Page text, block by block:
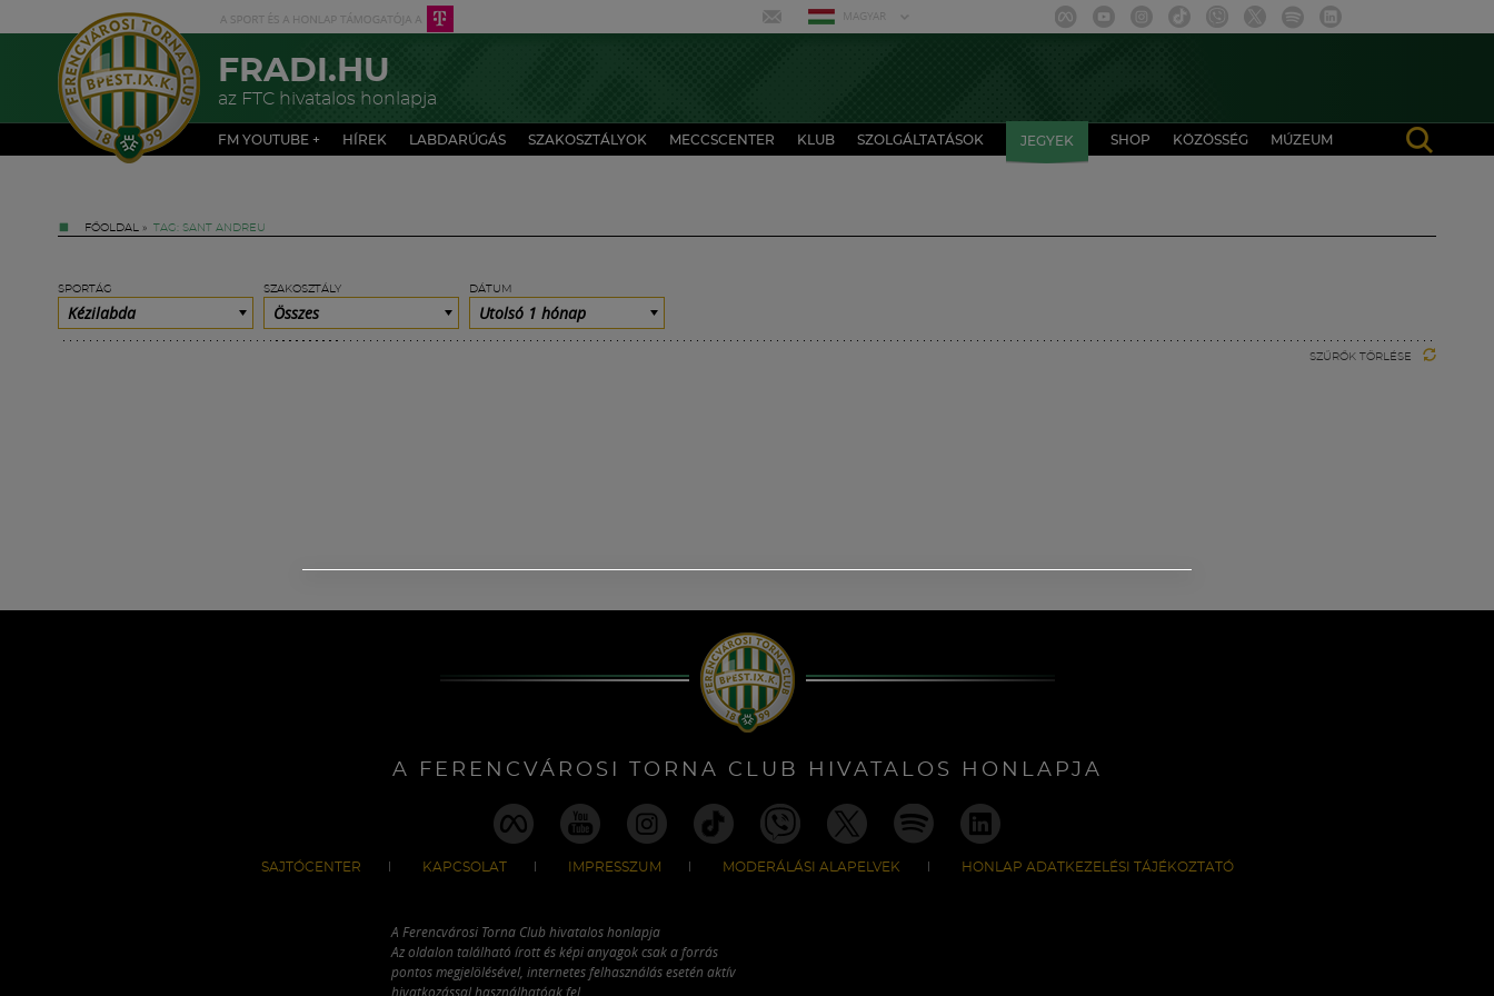
MAGYAR
FRADI.HU
az FTC hivatalos honlapja
FM YOUTUBE + HÍREK LABDARÚGÁS SZAKOSZTÁLYOK MECCSCENTER KLUB SZOLGÁLTATÁSOK JEGYEK SHOP KÖZÖSSÉG MÚZEUM
FŐOLDAL » TAG: SANT ANDREU
SPORTÁG
Kézilabda
SZAKOSZTÁLY
Összes
DÁTUM
Utolsó 1 hónap
SZŰRŐK TÖRLÉSE
A FERENCVÁROSI TORNA CLUB HIVATALOS HONLAPJA
SAJTÓCENTER KAPCSOLAT IMPRESSZUM MODERÁLÁSI ALAPELVEK HONLAP ADATKEZELÉSI TÁJÉKOZTATÓ
A Ferencvárosi Torna Club hivatalos honlapja
Az oldalon található írott és képi anyagok csak a forrás
pontos megjelölésével, internetes felhasználás esetén aktív
hivatkozással használhatóak fel.